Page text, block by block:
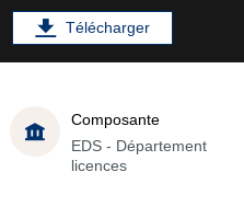
Télécharger
Composante
EDS - Département
licences